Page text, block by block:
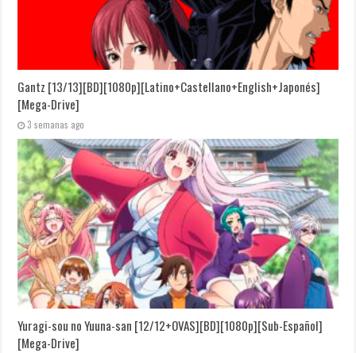
Gantz [13/13][BD][1080p][Latino+Castellano+English+Japonés]
[Mega-Drive]
3 semanas ago
Yuragi-sou no Yuuna-san [12/12+OVAS][BD][1080p][Sub-Español]
[Mega-Drive]